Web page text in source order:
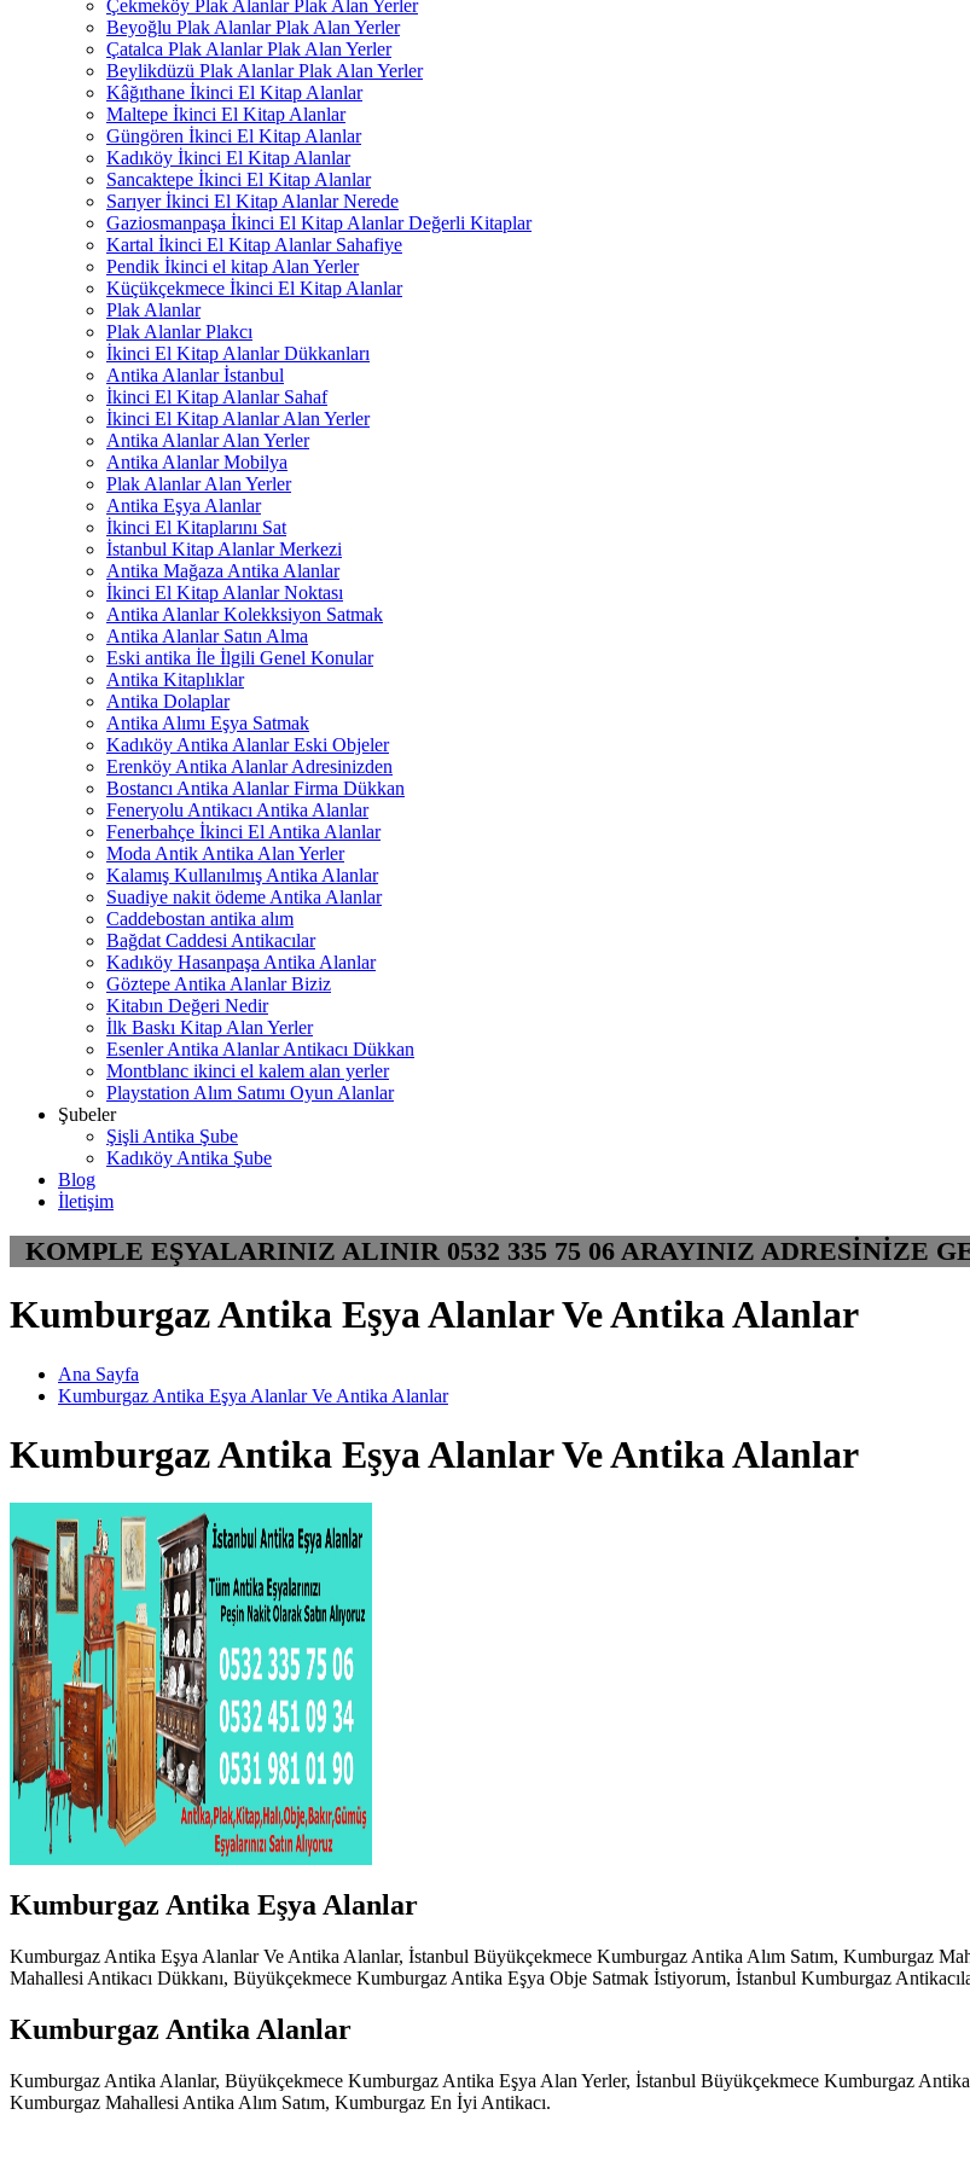
Çekmeköy Plak Alanlar Plak Alan Yerler
Beyoğlu Plak Alanlar Plak Alan Yerler
Çatalca Plak Alanlar Plak Alan Yerler
Beylikdüzü Plak Alanlar Plak Alan Yerler
Kâğıthane İkinci El Kitap Alanlar
Maltepe İkinci El Kitap Alanlar
Güngören İkinci El Kitap Alanlar
Kadıköy İkinci El Kitap Alanlar
Sancaktepe İkinci El Kitap Alanlar
Sarıyer İkinci El Kitap Alanlar Nerede
Gaziosmanpaşa İkinci El Kitap Alanlar Değerli Kitaplar
Kartal İkinci El Kitap Alanlar Sahafiye
Pendik İkinci el kitap Alan Yerler
Küçükçekmece İkinci El Kitap Alanlar
Plak Alanlar
Plak Alanlar Plakcı
İkinci El Kitap Alanlar Dükkanları
Antika Alanlar İstanbul
İkinci El Kitap Alanlar Sahaf
İkinci El Kitap Alanlar Alan Yerler
Antika Alanlar Alan Yerler
Antika Alanlar Mobilya
Plak Alanlar Alan Yerler
Antika Eşya Alanlar
İkinci El Kitaplarını Sat
İstanbul Kitap Alanlar Merkezi
Antika Mağaza Antika Alanlar
İkinci El Kitap Alanlar Noktası
Antika Alanlar Kolekksiyon Satmak
Antika Alanlar Satın Alma
Eski antika İle İlgili Genel Konular
Antika Kitaplıklar
Antika Dolaplar
Antika Alımı Eşya Satmak
Kadıköy Antika Alanlar Eski Objeler
Erenköy Antika Alanlar Adresinizden
Bostancı Antika Alanlar Firma Dükkan
Feneryolu Antikacı Antika Alanlar
Fenerbahçe İkinci El Antika Alanlar
Moda Antik Antika Alan Yerler
Kalamış Kullanılmış Antika Alanlar
Suadiye nakit ödeme Antika Alanlar
Caddebostan antika alım
Bağdat Caddesi Antikacılar
Kadıköy Hasanpaşa Antika Alanlar
Göztepe Antika Alanlar Biziz
Kitabın Değeri Nedir
İlk Baskı Kitap Alan Yerler
Esenler Antika Alanlar Antikacı Dükkan
Montblanc ikinci el kalem alan yerler
Playstation Alım Satımı Oyun Alanlar
Şubeler
Şişli Antika Şube
Kadıköy Antika Şube
Blog
İletişim
KOMPLE EŞYALARINIZ ALINIR 0532 335 75 06 ARAYINIZ
Kumburgaz Antika Eşya Alanlar Ve Antika Alanlar
Ana Sayfa
Kumburgaz Antika Eşya Alanlar Ve Antika Alanlar
Kumburgaz Antika Eşya Alanlar Ve Antika Alanlar
Kumburgaz Antika Eşya Alanlar
Kumburgaz Antika Eşya Alanlar Ve Antika Alanlar, İstanbul Büyükçekmece Kumburgaz Antika Alım Satım, Kumburgaz
Mahallesi Antikacı Dükkanı, Büyükçekmece Kumburgaz Antika Eşya Obje Satmak İstiyorum, İstanbul Kumburgaz
Kumburgaz Antika Alanlar
Kumburgaz Antika Alanlar, Büyükçekmece Kumburgaz Antika Eşya Alan Yerler, İstanbul Büyükçekmece Kumburgaz
Kumburgaz Mahallesi Antika Alım Satım, Kumburgaz En İyi Antikacı.